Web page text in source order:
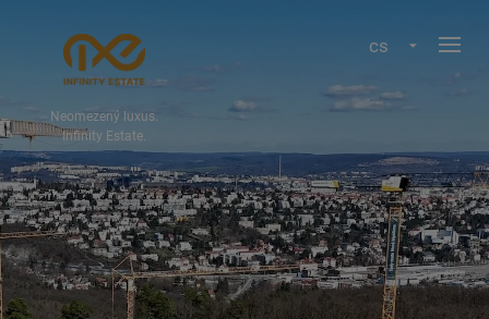
Neomezený luxus.
Infinity Estate.
cs